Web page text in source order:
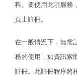
料。要使用此項服務
頁上註冊。
在一般情況下，無需
務的使用，如資訊索
註冊。此註冊程序將